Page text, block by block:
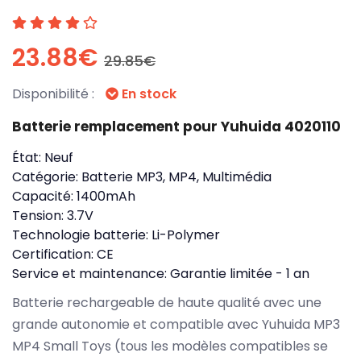
23.88€ 29.85€
Disponibilité : En stock
Batterie remplacement pour Yuhuida 4020110
État: Neuf
Catégorie: Batterie MP3, MP4, Multimédia
Capacité: 1400mAh
Tension: 3.7V
Technologie batterie: Li-Polymer
Certification: CE
Service et maintenance: Garantie limitée - 1 an
Batterie rechargeable de haute qualité avec une
grande autonomie et compatible avec Yuhuida MP3
MP4 Small Toys (tous les modèles compatibles se